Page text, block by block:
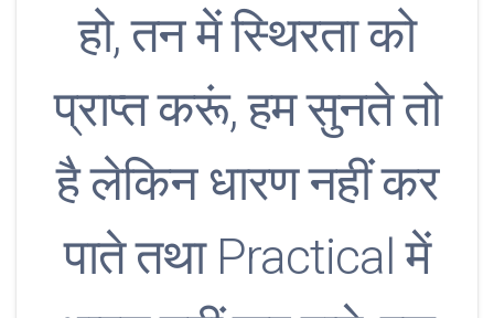
हो, तन में स्थिरता को
प्राप्त करूं, हम सुनते तो
है लेकिन धारण नहीं कर
पाते तथा Practical में